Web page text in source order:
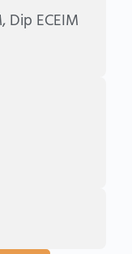
Dip ECEIM